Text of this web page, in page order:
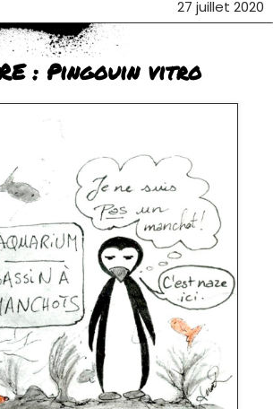
27 juillet 2020
: Pingouin vitro